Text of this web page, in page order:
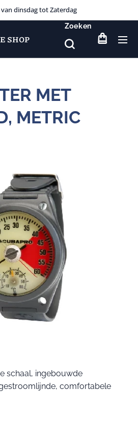
dinsdag tot Zaterdag
SHOP
Zoeken
MET
METRIC
schaal, ingebouwde
comfortabele